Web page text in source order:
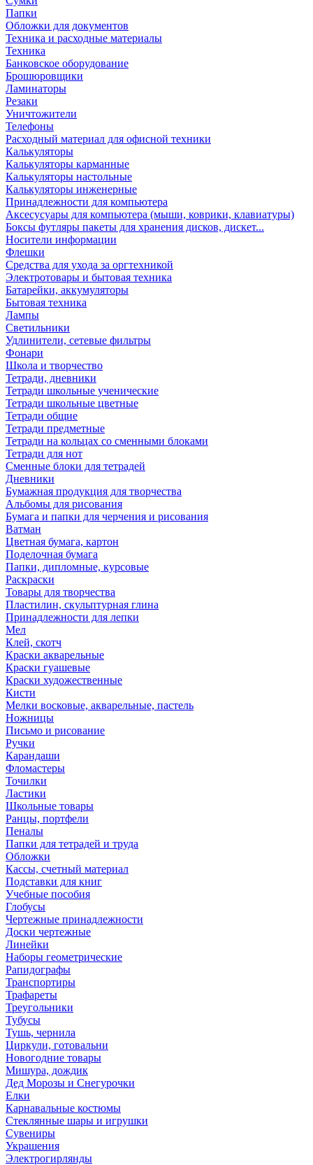
Папки
Обложки для документов
Техника и расходные материалы
Техника
Банковское оборудование
Брошюровщики
Ламинаторы
Резаки
Уничтожители
Телефоны
Расходный материал для офисной техники
Калькуляторы
Калькуляторы карманные
Калькуляторы настольные
Калькуляторы инженерные
Принадлежности для компьютера
Аксесусуары для компьютера (мыши, коврики, клавиатуры)
Боксы футляры пакеты для хранения дисков, дискет...
Носители информации
Флешки
Средства для ухода за оргтехникой
Электротовары и бытовая техника
Батарейки, аккумуляторы
Бытовая техника
Лампы
Светильники
Удлинители, сетевые фильтры
Фонари
Школа и творчество
Тетради, дневники
Тетради школьные ученические
Тетради школьные цветные
Тетради общие
Тетради предметные
Тетради на кольцах со сменными блоками
Тетради для нот
Сменные блоки для тетрадей
Дневники
Бумажная продукция для творчества
Альбомы для рисования
Бумага и папки для черчения и рисования
Ватман
Цветная бумага, картон
Поделочная бумага
Папки, дипломные, курсовые
Раскраски
Товары для творчества
Пластилин, скульптурная глина
Принадлежности для лепки
Мел
Клей, скотч
Краски акварельные
Краски гуашевые
Краски художественные
Кисти
Мелки восковые, акварельные, пастель
Ножницы
Письмо и рисование
Ручки
Карандаши
Фломастеры
Точилки
Ластики
Школьные товары
Ранцы, портфели
Пеналы
Папки для тетрадей и труда
Обложки
Кассы, счетный материал
Подставки для книг
Учебные пособия
Глобусы
Чертежные принадлежности
Доски чертежные
Линейки
Наборы геометрические
Рапидографы
Транспортиры
Трафареты
Треугольники
Тубусы
Тушь, чернила
Циркули, готовальни
Новогодние товары
Мишура, дождик
Дед Морозы и Снегурочки
Елки
Карнавальные костюмы
Стеклянные шары и игрушки
Сувениры
Украшения
Электрогирлянды